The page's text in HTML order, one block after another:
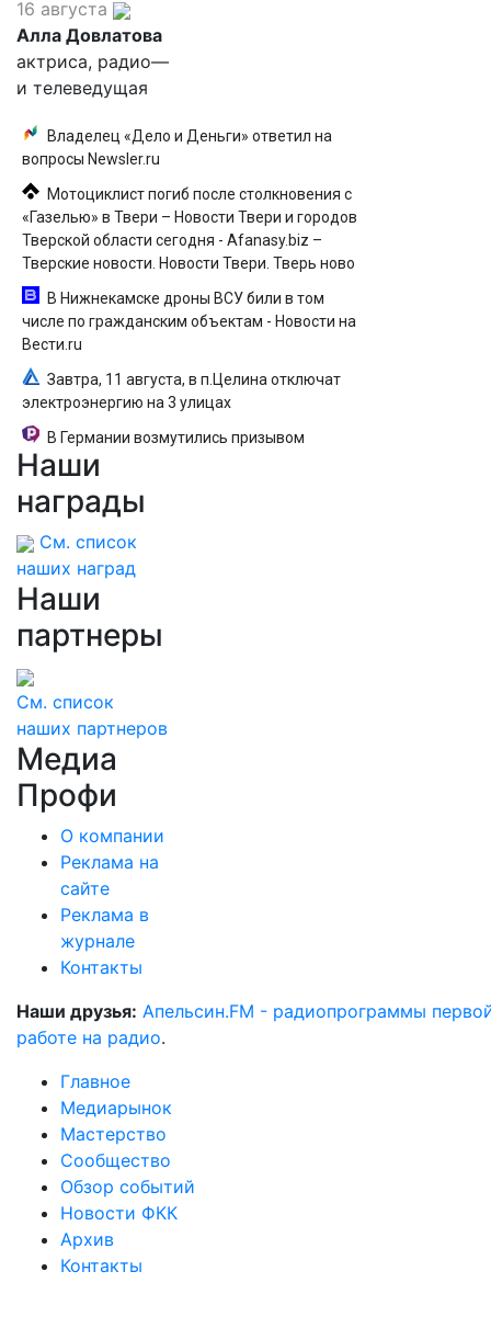
16 августа
Алла Довлатова
актриса, радио—
и телеведущая
Владелец «Дело и Деньги» ответил на
вопросы Newsler.ru
Мотоциклист погиб после столкновения с
«Газелью» в Твери – Новости Твери и городов
Тверской области сегодня - Afanasy.biz –
Тверские новости. Новости Твери. Тверь ново
В Нижнекамске дроны ВСУ били в том
числе по гражданским объектам - Новости на
Вести.ru
Завтра, 11 августа, в п.Целина отключат
электроэнергию на 3 улицах
В Германии возмутились призывом
уничтожать русских
Наши
награды
См. список
наших наград
Наши
партнеры
См. список
наших партнеров
Медиа
Профи
О компании
Реклама на
сайте
Реклама в
журнале
Контакты
Наши друзья: Апельсин.FM - радиопрограммы
работе на радио.
Главное
Медиарынок
Мастерство
Сообщество
Обзор событий
Новости ФКК
Архив
Контакты